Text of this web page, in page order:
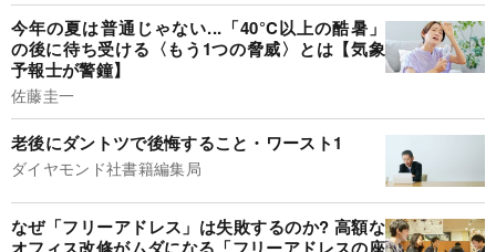
今年の夏は普通じゃない...「40°C以上の酷暑」
の後に待ち受ける〈もう1つの脅威〉とは【気象
予報士が警鐘】
佐藤圭一
老後にダントツで後悔すること・ワースト1
ダイヤモンド社書籍編集局
なぜ「フリーアドレス」は失敗するのか? 高額な